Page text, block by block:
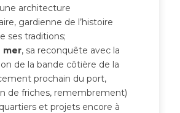
architecture
gardienne de l’histoire
ses traditions;
mer, sa reconquête avec la
de la bande côtière de la
prochain du port,
de friches, remembrement)
et projets encore à